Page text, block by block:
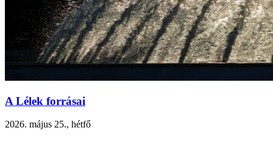
A Lélek forrásai
2026. május 25., hétfő